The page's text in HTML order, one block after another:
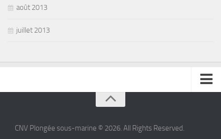
août 2013
juillet 2013
CNV Plongée sous-marine © 2026. All Rights Reserved.